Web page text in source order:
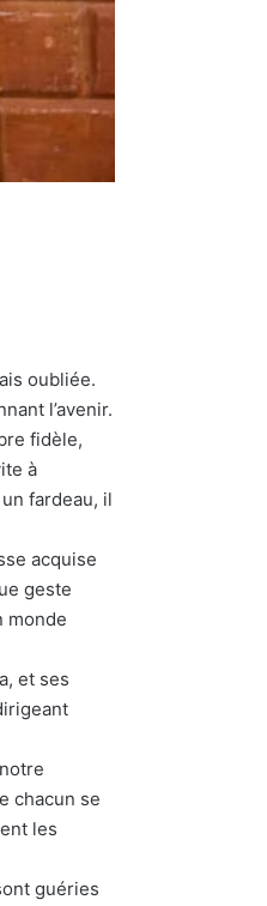
oubliée.
l’avenir.
fidèle,
à
fardeau, il
acquise
geste
monde
et ses
chacun se
les
guéries